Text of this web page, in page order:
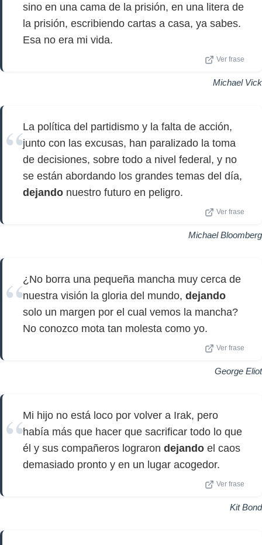
sino en una cama de la prisión, en una litera de
la prisión, escribiendo cartas a casa, ya sabes.
Esa no era mi vida.
Ver frase
Michael Vick
La política del partidismo y la falta de acción,
junto con las excusas, han paralizado la toma
de decisiones, sobre todo a nivel federal, y no
se están abordando los grandes temas del día,
dejando nuestro futuro en peligro.
Ver frase
Michael Bloomberg
¿No borra una pequeña mancha muy cerca de
nuestra visión la gloria del mundo, dejando
solo un margen por el cual vemos la mancha?
No conozco mota tan molesta como yo.
Ver frase
George Eliot
Mi hijo no está loco por volver a Irak, pero
había más que hacer que sacrificar todo lo que
él y sus compañeros lograron dejando el caos
demasiado pronto y en un lugar acogedor.
Ver frase
Kit Bond